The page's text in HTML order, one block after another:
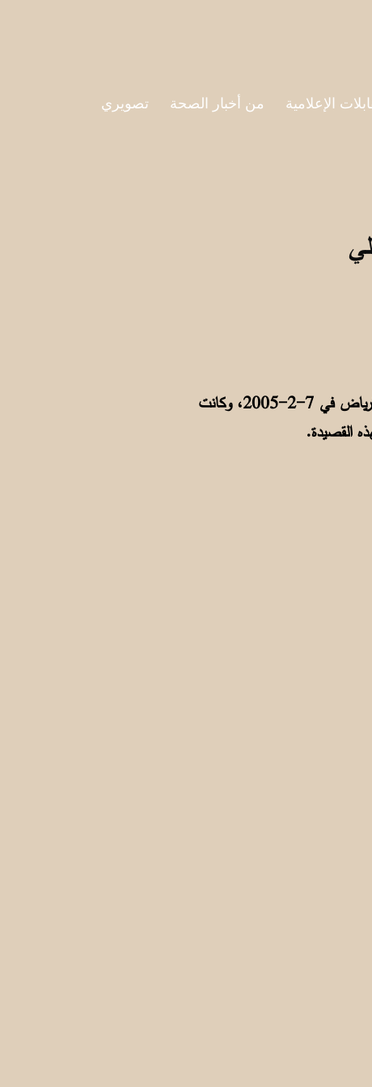
الإعلامية من أخبار الصحة تصويري
ألقى الشاعر بصفة رئيساً لجمعية القلب الخليجية كلمة في افتتاح مؤتمر القلب في الرياض في 7-2-2005، وكانت
القصيدة.